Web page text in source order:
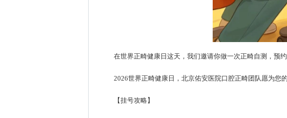
在世界正畸健康日这天，我们邀请你做一次正畸自测，预
2026世界正畸健康日，北京佑安医院口腔正畸团队愿为您
【挂号攻略】